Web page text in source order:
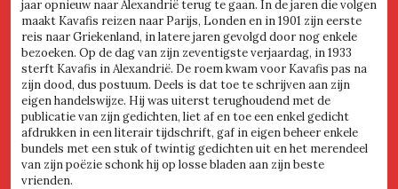
jaar opnieuw naar Alexandrië terug te gaan. In de jaren die volgen
maakt Kavafis reizen naar Parijs, Londen en in 1901 zijn eerste
reis naar Griekenland, in latere jaren gevolgd door nog enkele
bezoeken. Op de dag van zijn zeventigste verjaardag, in 1933
sterft Kavafis in Alexandrië. De roem kwam voor Kavafis pas na
zijn dood, dus postuum. Deels is dat toe te schrijven aan zijn
eigen handelswijze. Hij was uiterst terughoudend met de
publicatie van zijn gedichten, liet af en toe een enkel gedicht
afdrukken in een literair tijdschrift, gaf in eigen beheer enkele
bundels met een stuk of twintig gedichten uit en het merendeel
van zijn poëzie schonk hij op losse bladen aan zijn beste
vrienden.